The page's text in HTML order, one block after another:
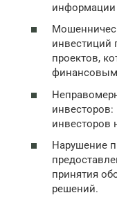
информации
инвестиций
проектов,
инвесторов
Нарушение
принятия
решений.